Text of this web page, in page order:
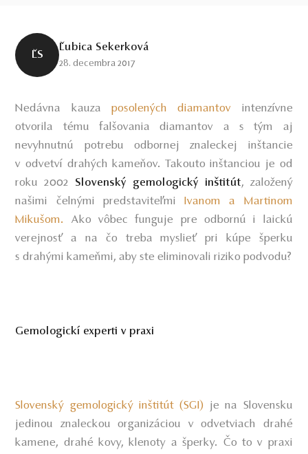
ĽS
Ľubica Sekerková
28. decembra 2017
Nedávna kauza posolených diamantov intenzívne
otvorila tému falšovania diamantov a s tým aj
nevyhnutnú potrebu odbornej znaleckej inštancie
v odvetví drahých kameňov. Takouto inštanciou je od
roku 2002 Slovenský gemologický inštitút, založený
našimi čelnými predstaviteľmiIvanom a Martinom
Mikušom. Ako vôbec funguje pre odbornú i laickú
verejnosť a na čo treba myslieť pri kúpe šperku
s drahými kameňmi, aby ste eliminovali riziko podvodu?
Gemologickí experti v praxi
Slovenský gemologický inštitút (SGI) je na Slovensku
jedinou znaleckou organizáciou v odvetviach drahé
kamene, drahé kovy, klenoty a šperky. Čo to v praxi